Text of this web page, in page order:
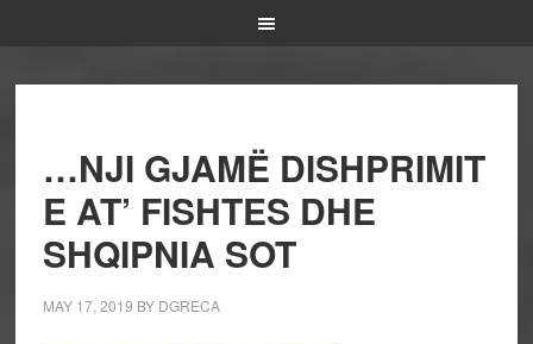
…NJI GJAMË DISHPRIMIT
E AT’ FISHTES DHE
SHQIPNIA SOT
MAY 17, 2019 BY DGRECA